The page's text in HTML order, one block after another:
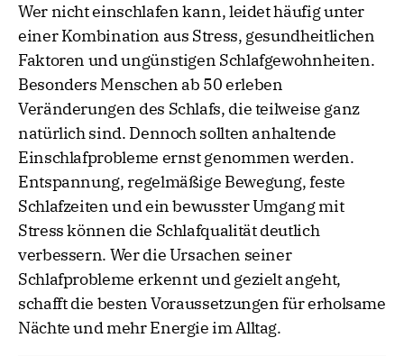
Wer nicht einschlafen kann, leidet häufig unter
einer Kombination aus Stress, gesundheitlichen
Faktoren und ungünstigen Schlafgewohnheiten.
Besonders Menschen ab 50 erleben
Veränderungen des Schlafs, die teilweise ganz
natürlich sind. Dennoch sollten anhaltende
Einschlafprobleme ernst genommen werden.
Entspannung, regelmäßige Bewegung, feste
Schlafzeiten und ein bewusster Umgang mit
Stress können die Schlafqualität deutlich
verbessern. Wer die Ursachen seiner
Schlafprobleme erkennt und gezielt angeht,
schafft die besten Voraussetzungen für erholsame
Nächte und mehr Energie im Alltag.